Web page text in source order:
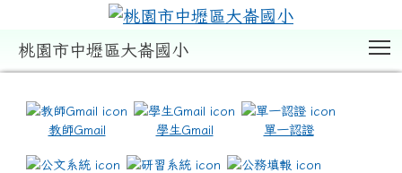
桃園市中壢區大崙國小
教師Gmail 學生Gmail 單一認證